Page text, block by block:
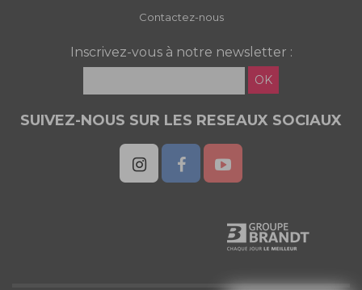
Contactez-nous
Inscrivez-vous à notre newsletter :
OK
SUIVEZ-NOUS SUR LES RESEAUX SOCIAUX